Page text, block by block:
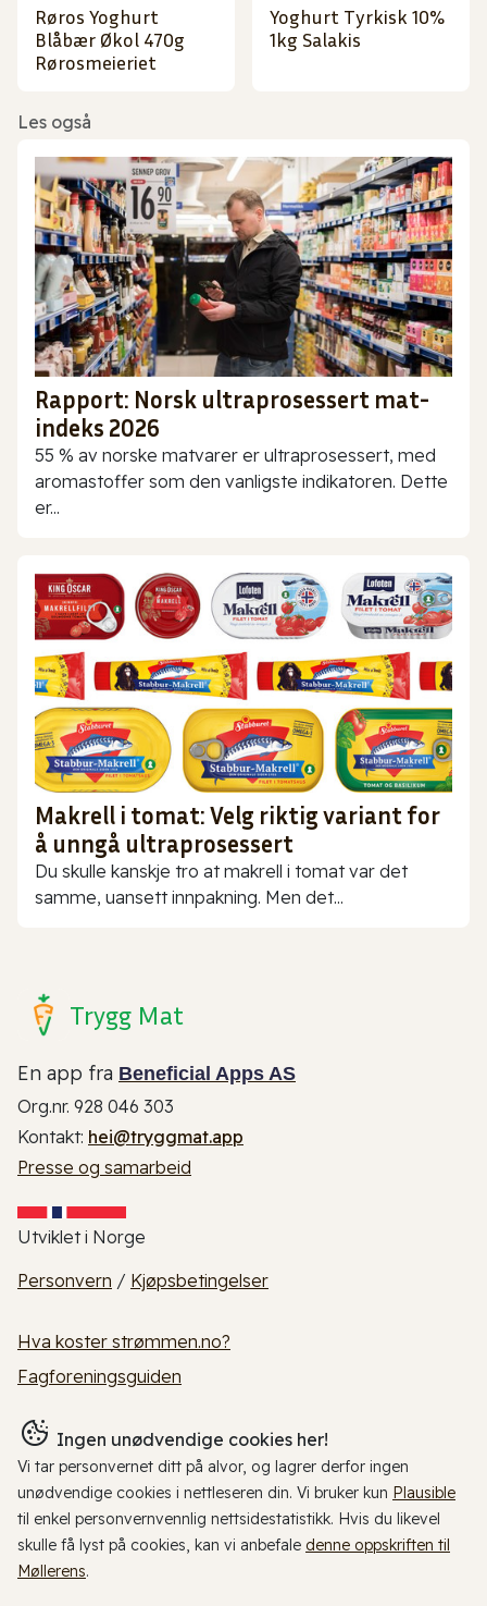
Røros Yoghurt
Blåbær Økol 470g
Rørosmeieriet
Yoghurt Tyrkisk 10%
1kg Salakis
Les også
Rapport: Norsk ultraprosessert mat-
indeks 2026
55 % av norske matvarer er ultraprosessert, med
aromastoffer som den vanligste indikatoren. Dette
er...
Makrell i tomat: Velg riktig variant for
å unngå ultraprosessert
Du skulle kanskje tro at makrell i tomat var det
samme, uansett innpakning. Men det...
Trygg Mat
En app fra Beneficial Apps AS
Org.nr. 928 046 303
Kontakt: hei@tryggmat.app
Presse og samarbeid
Utviklet i Norge
Personvern / Kjøpsbetingelser
Hva koster strømmen.no?
Fagforeningsguiden
Ingen unødvendige cookies her!
Vi tar personvernet ditt på alvor, og lagrer derfor ingen
unødvendige cookies i nettleseren din. Vi bruker kun Plausible
til enkel personvernvennlig nettsidestatistikk. Hvis du likevel
skulle få lyst på cookies, kan vi anbefale denne oppskriften til
Møllerens.